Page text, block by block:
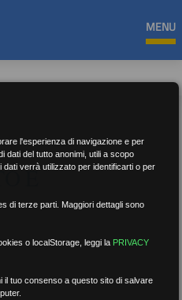
MENU
E
l'esperienza di navigazione e per
dati del tutto anonimi, utili a scopo
verrà utilizzato per identificarti o per
di terze parti. Maggiori dettagli sono
o localStorage, leggi la PRIVACY
il tuo consenso a questo sito di salvare